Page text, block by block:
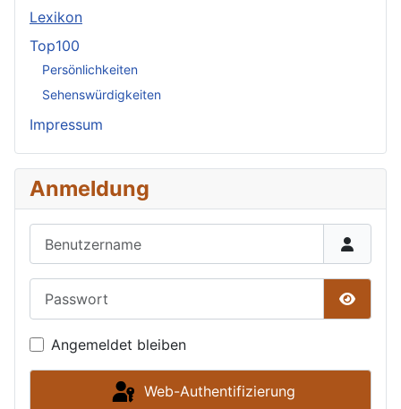
Lexikon
Top100
Persönlichkeiten
Sehenswürdigkeiten
Impressum
Anmeldung
Angemeldet bleiben
Web-Authentifizierung